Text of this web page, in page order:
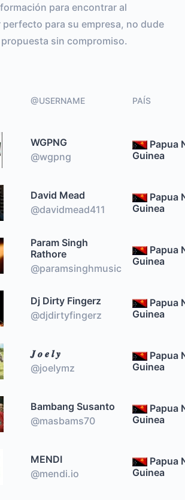
para encontrar al
para su empresa, no dude
sin compromiso.
@USERNAME PAÍS
WGPNG
@wgpng
Papua
Guinea
David Mead
@davidmead411
Papua
Guinea
Param Singh
Rathore
@paramsinghmusic
Papua
Guinea
Dj Dirty Fingerz
@djdirtyfingerz
Papua
Guinea
𝑱 𝒐 𝒆 𝒍 𝒚
@joelymz
Papua
Guinea
Bambang Susanto
@masbams70
Papua
Guinea
MENDI
@mendi.io
Papua
Guinea